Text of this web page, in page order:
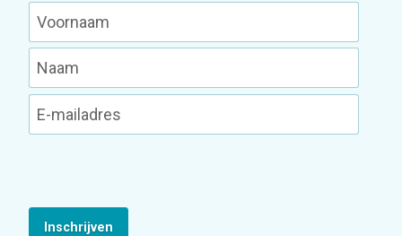
Inschrijven